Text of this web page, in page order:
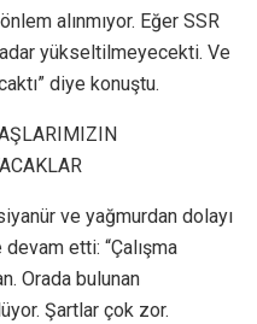
alınmıyor. Eğer SSR
yükseltilmeyecekti. Ve
diye konuştu.
ve yağmurdan dolayı
etti: “Çalışma
Orada bulunan
Şartlar çok zor.